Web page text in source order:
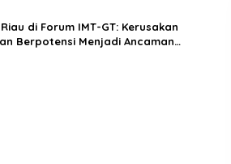
di Forum IMT-GT: Kerusakan
Berpotensi Menjadi Ancaman